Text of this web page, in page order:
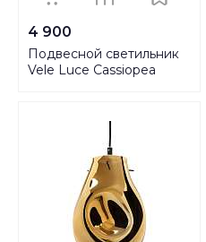
4 900
Подвесной светильник
Vele Luce Cassiopea